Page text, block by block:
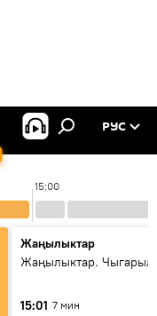
РУС
15:00
Жаңылыктар
Жаңылыктар.
15:01 7 мин